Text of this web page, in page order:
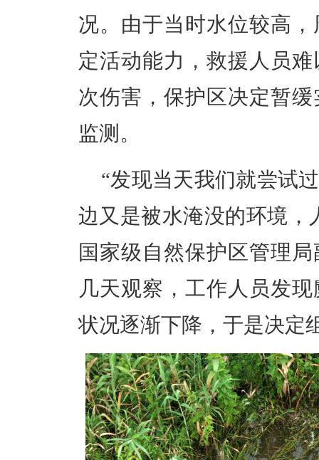
况。由于当时水位较高
定活动能力，救援人员
次伤害，保护区决定暂
监测。
“发现当天我们就尝试
边又是被水淹没的环境，
国家级自然保护区管理
几天观察，工作人员发
状况逐渐下降，于是决定